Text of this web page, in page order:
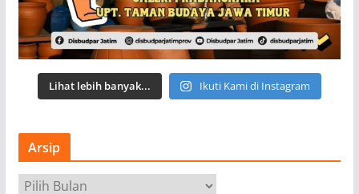
Lihat lebih banyak... Ikuti Kami di Instagram
Arsip